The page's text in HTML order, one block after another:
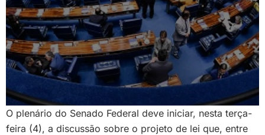
O plenário do Senado Federal deve iniciar, nesta terça-
feira (4), a discussão sobre o projeto de lei que, entre